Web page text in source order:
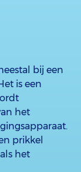
bij een
is een
het
prikkel
het